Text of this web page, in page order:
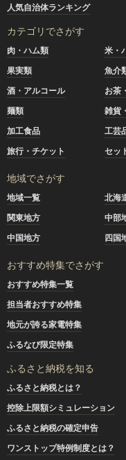
人気自治体ランキング
カテゴリでさがす
肉・ハム類 米・
果実類
魚介
酒・アルコール
お茶
麺類
雑貨
加工食品
工芸
旅行・チケット
セッ
地域でさがす
地域一覧 北海
関東地方
中部
中国地方
四国
おすすめ特集でさがす
おすすめ特集一覧
担当者おすすめ特集
地元が誇る家電特集
ふるなび限定特集
ふるさと納税を知る
ふるさと納税とは？
控除上限額シミュレーション
ふるさと納税の確定申告
ワンストップ特例制度とは？